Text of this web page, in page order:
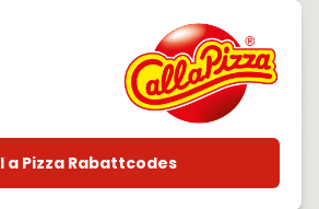
a Pizza Rabattcodes